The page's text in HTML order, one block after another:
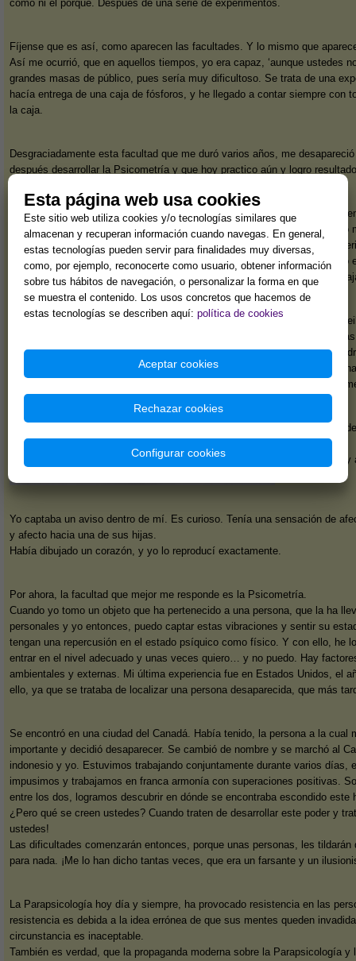
cómo ni el porqué. Después de una serie de experimentos.
Fíjense que es así, como aparecen las facultades. Y lo mismo que
Así me ocurrió, que en aquellos tiempos, yo era capaz, ‘aunque ustedes
grandes masas de público, pues sería muy dificultoso. Se trata de una
hacía entrega de una caja de fósforos, y he llegado a contar siempre con
la caja.
Desgraciadamente esta facultad que me duró varios años, me
después desarrollar la Psicometría y que hoy practico aún y logro
Recuerdo por
di, con un grupo
de Asuntos
se había escrito
dentro de una
El mismo Sr.
Por aquellos
Waschard,
que diera una
Asentí
Era un hombre
Me dijo: ‘‘Yo
Yo captaba un aviso dentro de mí. Es curioso. Tenía una sensación de
y afecto hacia una de sus hijas.
Había dibujado un corazón, y yo lo reproducí exactamente.
Por ahora, la facultad que mejor me responde es la Psicometría.
Cuando yo tomo un objeto que ha pertenecido a una persona, que la ha
personales y yo entonces, puedo captar estas vibraciones y sentir su
tengan una repercusión en el estado psíquico como físico. Y con ello, he
entrar en el nivel adecuado y unas veces quiero… y no puedo. Hay
ambientales y externas. Mi última experiencia fue en Estados Unidos, el
ello, ya que se trataba de localizar una persona desaparecida, que más
Se encontró en una ciudad del Canadá. Había tenido, la persona a la
importante y decidió desaparecer. Se cambió de nombre y se marchó al
indonesio y yo. Estuvimos trabajando conjuntamente durante varios días,
impusimos y trabajamos en franca armonía con superaciones positivas.
entre los dos, logramos descubrir en dónde se encontraba escondido este
¿Pero qué se creen ustedes? Cuando traten de desarrollar este poder y
ustedes!
Las dificultades comenzarán entonces, porque unas personas, les
para nada. ¡Me lo han dicho tantas veces, que era un farsante y un
La Parapsicología hoy día y siempre, ha provocado resistencia en las
resistencia es debida a la idea errónea de que sus mentes queden
circunstancia es inaceptable.
También es verdad, que la propaganda moderna sobre la Parapsicología
Esta página web usa cookies
Este sitio web utiliza cookies y/o tecnologías similares que
almacenan y recuperan información cuando navegas. En general,
estas tecnologías pueden servir para finalidades muy diversas,
como, por ejemplo, reconocerte como usuario, obtener información
sobre tus hábitos de navegación, o personalizar la forma en que
se muestra el contenido. Los usos concretos que hacemos de
estas tecnologías se describen aquí: política de cookies
Aceptar cookies
Rechazar cookies
Configurar cookies